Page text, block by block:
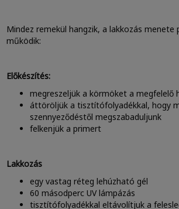
Mindez remekül hangzik, a lakkozás menete
működik:
Előkészítés:
megreszeljük a körmöket a megfelelő
áttöröljük a tisztítófolyadékkal, hogy
szennyeződéstől megszabaduljunk
felkenjük a primert
Lakkozás
egy vastag réteg lehúzható gél
60 másodperc UV lámpázás
tisztítófolyadékkal eltávolítjuk a